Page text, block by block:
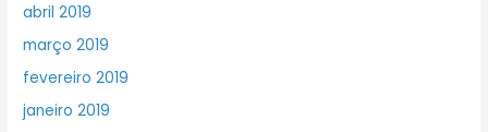
abril 2019
março 2019
fevereiro 2019
janeiro 2019